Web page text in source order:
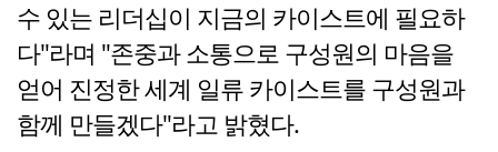
수 있는 리더십이 지금의 카이스트에 필요하
다"라며 "존중과 소통으로 구성원의 마음을
얻어 진정한 세계 일류 카이스트를 구성원과
함께 만들겠다"라고 밝혔다.